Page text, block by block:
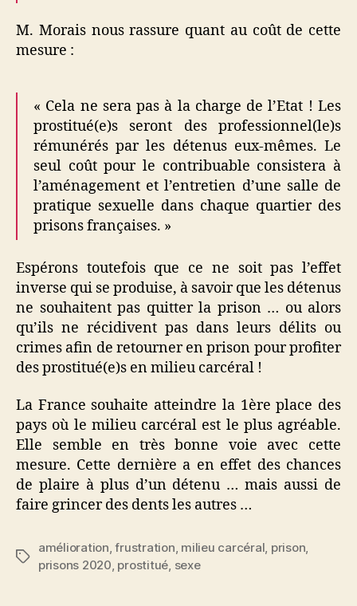
M. Morais nous rassure quant au coût de cette
mesure :
« Cela ne sera pas à la charge de l’Etat ! Les
prostitué(e)s seront des professionnel(le)s
rémunérés par les détenus eux-mêmes. Le
seul coût pour le contribuable consistera à
l’aménagement et l’entretien d’une salle de
pratique sexuelle dans chaque quartier des
prisons françaises. »
Espérons toutefois que ce ne soit pas l’effet
inverse qui se produise, à savoir que les détenus
ne souhaitent pas quitter la prison … ou alors
qu’ils ne récidivent pas dans leurs délits ou
crimes afin de retourner en prison pour profiter
des prostitué(e)s en milieu carcéral !
La France souhaite atteindre la 1ère place des
pays où le milieu carcéral est le plus agréable.
Elle semble en très bonne voie avec cette
mesure. Cette dernière a en effet des chances
de plaire à plus d’un détenu … mais aussi de
faire grincer des dents les autres …
Étiquettes
amélioration,frustration, milieu carcéral, prison,
prisons 2020, prostitué, sexe